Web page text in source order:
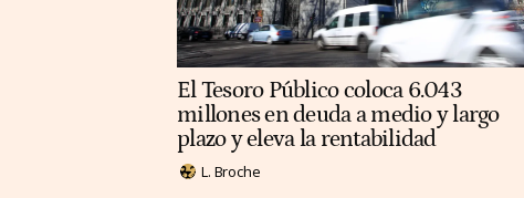
El Tesoro Público coloca 6.043
millones en deuda a medio y largo
plazo y eleva la rentabilidad
L. Broche